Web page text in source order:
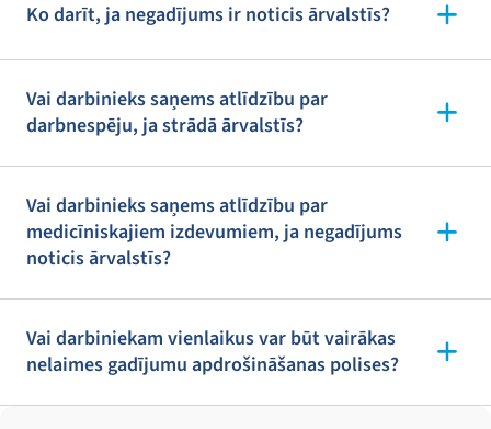
Ko darīt, ja negadījums ir noticis ārvalstīs?
Vai darbinieks saņems atlīdzību par
darbnespēju, ja strādā ārvalstīs?
Vai darbinieks saņems atlīdzību par
medicīniskajiem izdevumiem, ja negadījums
noticis ārvalstīs?
Vai darbiniekam vienlaikus var būt vairākas
nelaimes gadījumu apdrošināšanas polises?